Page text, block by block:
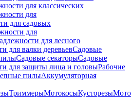
для классических
для
для садовых
для
для лесного
для валки деревьевСадовые
Садовые секаторыСадовые
для защиты лица и головыРабочие
пилыАккумуляторная
ТриммерыМотокосыКусторезы